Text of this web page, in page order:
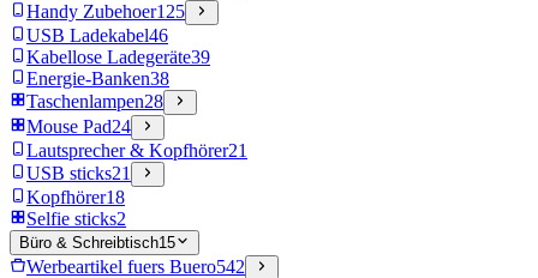
Handy Zubehoer125
USB Ladekabel46
Kabellose Ladegeräte39
Energie-Banken38
Taschenlampen28
Mouse Pad24
Lautsprecher & Kopfhörer21
USB sticks21
Kopfhörer18
Selfie sticks2
Büro & Schreibtisch15
Werbeartikel fuers Buero542